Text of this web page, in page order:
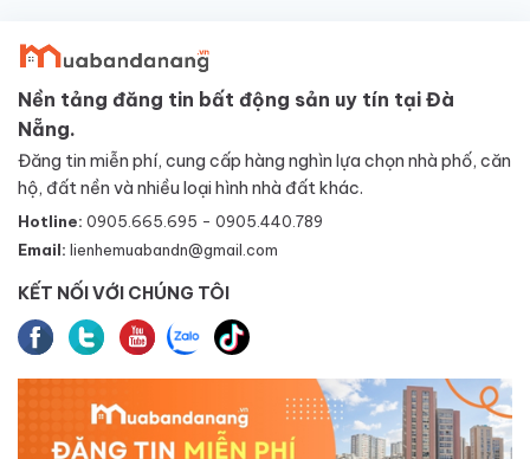
Nền tảng đăng tin bất động sản uy tín tại Đà
Nẵng.
Đăng tin miễn phí, cung cấp hàng nghìn lựa chọn nhà phố, căn
hộ, đất nền và nhiều loại hình nhà đất khác.
Hotline: 0905.665.695 - 0905.440.789
Email: lienhemuabandn@gmail.com
KẾT NỐI VỚI CHÚNG TÔI